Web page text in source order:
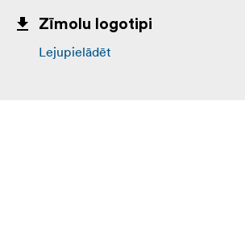
Zīmolu logotipi
Lejupielādēt